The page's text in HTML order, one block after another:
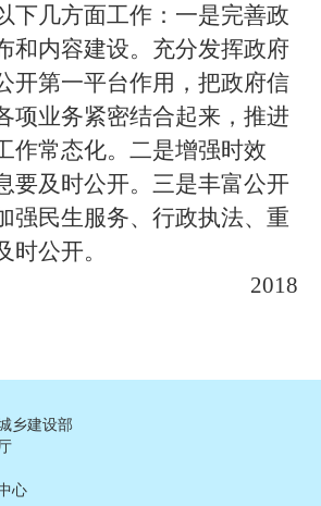
下几方面工作：一是完善政
和内容建设。充分发挥政府
开第一平台作用，把政府信
项业务紧密结合起来，推进
作常态化。二是增强时效
要及时公开。三是丰富公开
强民生服务、行政执法、重
时公开。
2018
乡建设部
心